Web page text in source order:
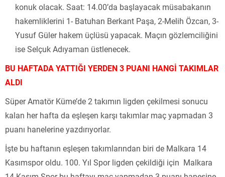
konuk olacak. Saat: 14.00’da başlayacak müsabakanın
hakemliklerini 1- Batuhan Berkant Paşa, 2-Melih Özcan, 3-
Yusuf Güler hakem üçlüsü yapacak. Maçın gözlemciliğini
ise Selçuk Adıyaman üstlenecek.
BU HAFTADA YATTIĞI YERDEN 3 PUANI HANGİ TAKIMLAR
ALDI
Süper Amatör Küme’de 2 takımın ligden çekilmesi sonucu
kalan her hafta da eşleşen karşı takımlar maç yapmadan 3
puanı hanelerine yazdırıyorlar.
İşte bu haftanın eşleşen takımlarından biri de Malkara 14
Kasımspor oldu. 100. Yıl Spor ligden çekildiği için Malkara